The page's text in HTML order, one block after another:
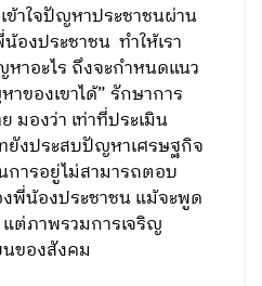
ข้าใจปัญหาประชาชนผ่าน
งประชาชน ​​ ทำให้เรา
หาอะไร ถึงจะกำหนดแนว
ของเขาได้” รักษาการ
มองว่า เท่าที่ประเมิน
งประสบปัญหาเศรษฐกิจ
การอยู่ไม่สามารถตอบ
พี่น้องประชาชน ​แม้จะพูด
ต่ภาพรวมการเจริญ
ของสังคม